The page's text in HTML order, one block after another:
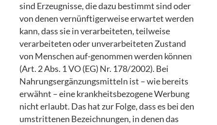
sind Erzeugnisse, die dazu bestimmt sind oder
von denen vernünftigerweise erwartet werden
kann, dass sie in verarbeiteten, teilweise
verarbeiteten oder unverarbeiteten Zustand
von Menschen auf-genommen werden können
(Art. 2 Abs. 1 VO (EG) Nr. 178/2002). Bei
Nahrungsergänzungsmitteln ist – wie bereits
erwähnt – eine krankheitsbezogene Werbung
nicht erlaubt. Das hat zur Folge, dass es bei den
umstrittenen Bezeichnungen, in denen das